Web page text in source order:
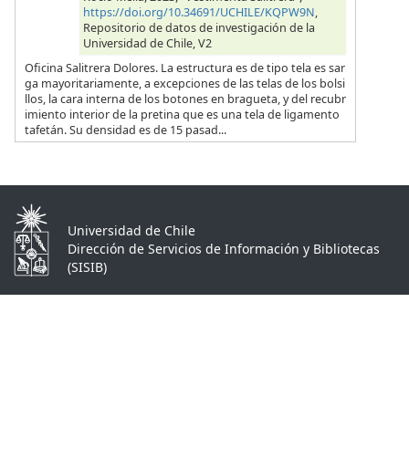
https://doi.org/10.34691/UCHILE/KQPW9N,
Repositorio de datos de investigación de la
Universidad de Chile, V2
Oficina Salitrera Dolores. La estructura es de tipo tela es sar
ga mayoritariamente, a excepciones de las telas de los bolsi
llos, la cara interna de los botones en bragueta, y del recubr
imiento interior de la pretina que es una tela de ligamento
tafetán. Su densidad es de 15 pasad...
Universidad de Chile
Dirección de Servicios de Información y Bibliotecas
(SISIB)